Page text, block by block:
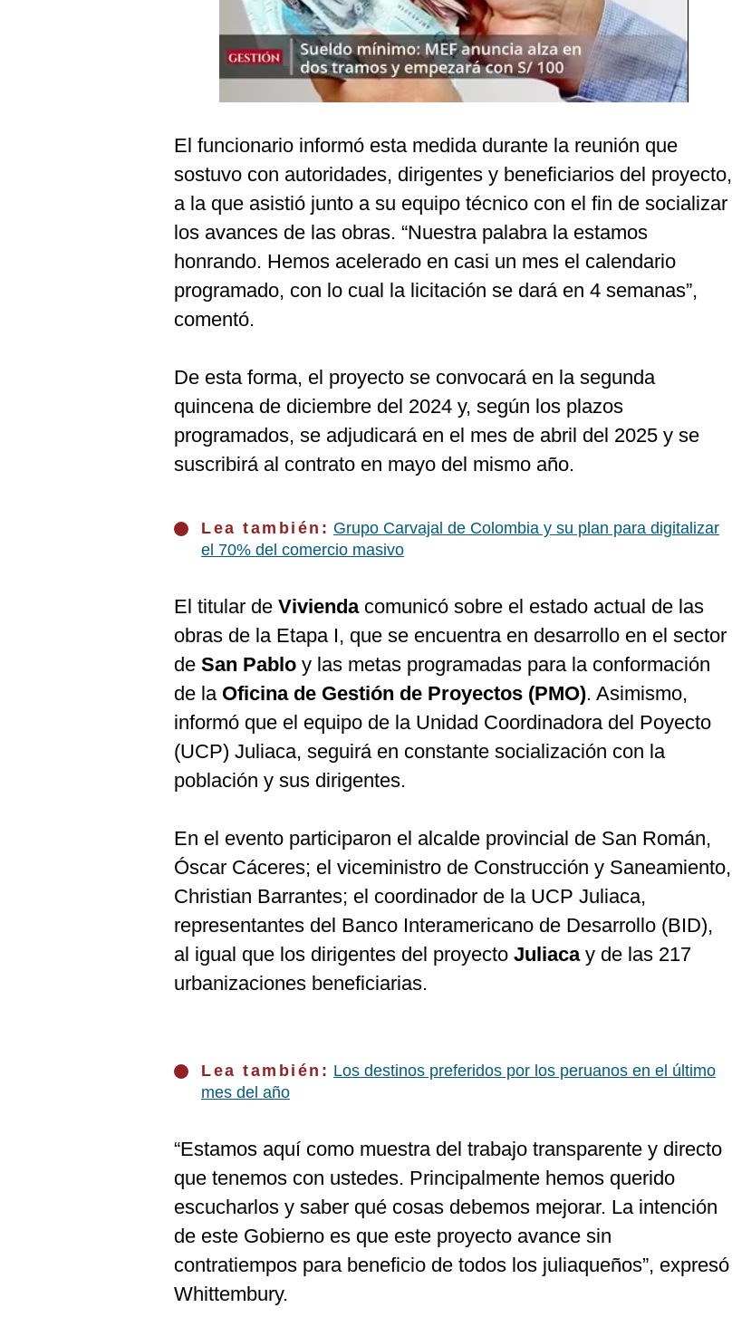
El funcionario informó esta medida durante la reunión que
sostuvo con autoridades, dirigentes y beneficiarios del proyecto,
a la que asistió junto a su equipo técnico con el fin de socializar
los avances de las obras. “Nuestra palabra la estamos
honrando. Hemos acelerado en casi un mes el calendario
programado, con lo cual la licitación se dará en 4 semanas”,
comentó.
De esta forma, el proyecto se convocará en la segunda
quincena de diciembre del 2024 y, según los plazos
programados, se adjudicará en el mes de abril del 2025 y se
suscribirá al contrato en mayo del mismo año.
Lea también: Grupo Carvajal de Colombia y su plan para digitalizar
el 70% del comercio masivo
El titular de Vivienda comunicó sobre el estado actual de las
obras de la Etapa I, que se encuentra en desarrollo en el sector
de San Pablo y las metas programadas para la conformación
de la Oficina de Gestión de Proyectos (PMO). Asimismo,
informó que el equipo de la Unidad Coordinadora del Poyecto
(UCP) Juliaca, seguirá en constante socialización con la
población y sus dirigentes.
En el evento participaron el alcalde provincial de San Román,
Óscar Cáceres; el viceministro de Construcción y Saneamiento,
Christian Barrantes; el coordinador de la UCP Juliaca,
representantes del Banco Interamericano de Desarrollo (BID),
al igual que los dirigentes del proyecto Juliaca y de las 217
urbanizaciones beneficiarias.
Lea también: Los destinos preferidos por los peruanos en el último
mes del año
“Estamos aquí como muestra del trabajo transparente y directo
que tenemos con ustedes. Principalmente hemos querido
escucharlos y saber qué cosas debemos mejorar. La intención
de este Gobierno es que este proyecto avance sin
contratiempos para beneficio de todos los juliaqueños”, expresó
Whittembury.